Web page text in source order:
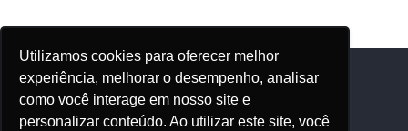
Utilizamos cookies para oferecer melhor
experiência, melhorar o desempenho, analisar
como você interage em nosso site e
personalizar conteúdo. Ao utilizar este site, você
Adhonep